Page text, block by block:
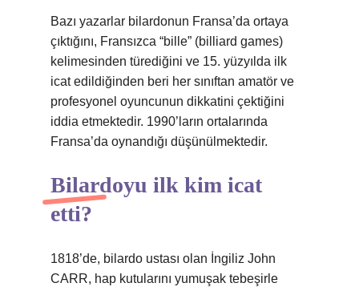
Bazı yazarlar bilardonun Fransa’da ortaya
çıktığını, Fransızca “bille” (billiard games)
kelimesinden türediğini ve 15. yüzyılda ilk
icat edildiğinden beri her sınıftan amatör ve
profesyonel oyuncunun dikkatini çektiğini
iddia etmektedir. 1990’ların ortalarında
Fransa’da oynandığı düşünülmektedir.
Bilardoyu ilk kim icat
etti?
1818’de, bilardo ustası olan İngiliz John
CARR, hap kutularını yumuşak tebeşirle